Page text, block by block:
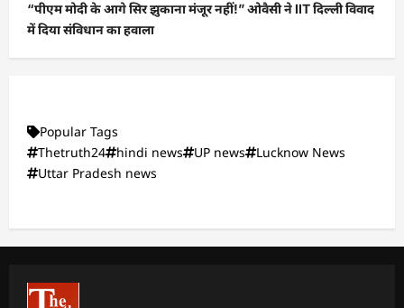
“पीएम मोदी के आगे सिर झुकाना मंजूर नहीं!” ओवैसी ने IIT दिल्ली विवाद
में दिया संविधान का हवाला
Popular Tags
Thetruth24
hindi news UP news
Lucknow News
Uttar Pradesh news